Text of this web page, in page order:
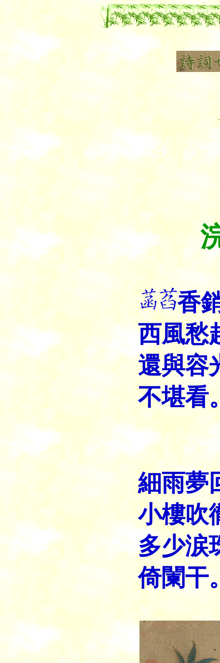
山花子 浣渓沙
香
西風愁
還與容
不堪看
細雨夢
小樓吹
多少涙
倚闌干